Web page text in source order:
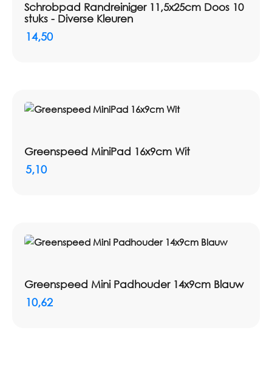
Schrobpad Randreiniger 11,5x25cm Doos 10
stuks - Diverse Kleuren
14,50
Greenspeed MiniPad 16x9cm Wit
5,10
Greenspeed Mini Padhouder 14x9cm Blauw
10,62